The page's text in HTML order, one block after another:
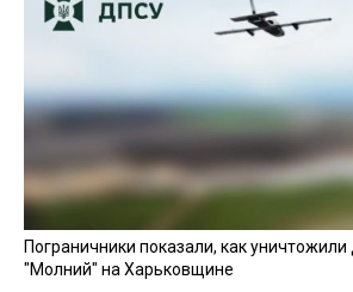
Пограничники показали, как уничтожили
"Молний" на Харьковщине